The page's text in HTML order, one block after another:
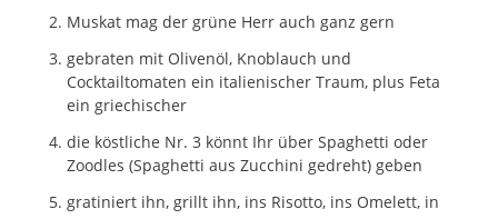
Muskat mag der grüne Herr auch ganz gern
gebraten mit Olivenöl, Knoblauch und
Cocktailtomaten ein italienischer Traum, plus Feta
ein griechischer
die köstliche Nr. 3 könnt Ihr über Spaghetti oder
Zoodles (Spaghetti aus Zucchini gedreht) geben
gratiniert ihn, grillt ihn, ins Risotto, ins Omelett, in